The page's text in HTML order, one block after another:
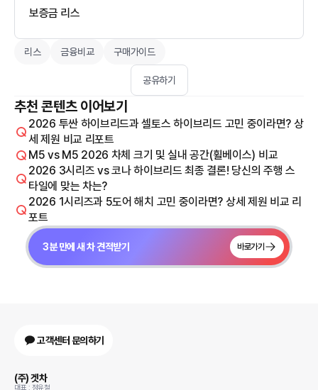
보증금 리스
리스 금융비교 구매가이드
공유하기
추천 콘텐츠 이어보기
2026 투싼 하이브리드과 셀토스 하이브리드 고민 중이라면? 상
세 제원 비교 리포트
M5 vs M5 2026 차체 크기 및 실내 공간(휠베이스) 비교
2026 3시리즈 vs 코나 하이브리드 최종 결론! 당신의 주행 스
타일에 맞는 차는?
2026 1시리즈과 5도어 해치 고민 중이라면? 상세 제원 비교 리
포트
3분 만에 새 차 견적받기 바로가기
고객센터 문의하기
(주) 겟차
대표 : 정유철